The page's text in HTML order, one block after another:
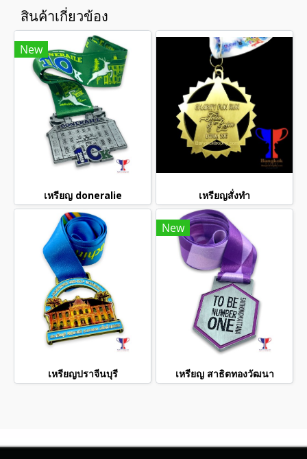
สินค้าเกี่ยวข้อง
New
เหรียญ doneralie เหรียญสั่งทำ
เหรียญปราจีนบุรี
New
เหรียญ สาธิตทองวัฒนา